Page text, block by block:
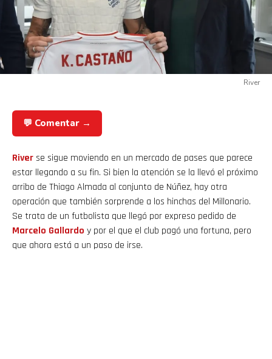
River
💬 Comentar →
Riverse sigue moviendo en un mercado de pases que parece
estar llegando a su fin. Si bien la atención se la llevó el próximo
arribo de Thiago Almada al conjunto de Núñez, hay otra
operación que también sorprende a los hinchas del Millonario.
Se trata de un futbolista que llegó por expreso pedido de
Marcelo Gallardo y por el que el club pagó una fortuna, pero
que ahora está a un paso de irse.